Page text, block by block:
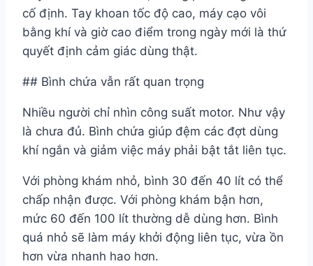
cố định. Tay khoan tốc độ cao, máy cạo vôi
bằng khí và giờ cao điểm trong ngày mới là thứ
quyết định cảm giác dùng thật.
## Bình chứa vẫn rất quan trọng
Nhiều người chỉ nhìn công suất motor. Như vậy
là chưa đủ. Bình chứa giúp đệm các đợt dùng
khí ngắn và giảm việc máy phải bật tắt liên tục.
Với phòng khám nhỏ, bình 30 đến 40 lít có thể
chấp nhận được. Với phòng khám bận hơn,
mức 60 đến 100 lít thường dễ dùng hơn. Bình
quá nhỏ sẽ làm máy khởi động liên tục, vừa ồn
hơn vừa nhanh hao hơn.